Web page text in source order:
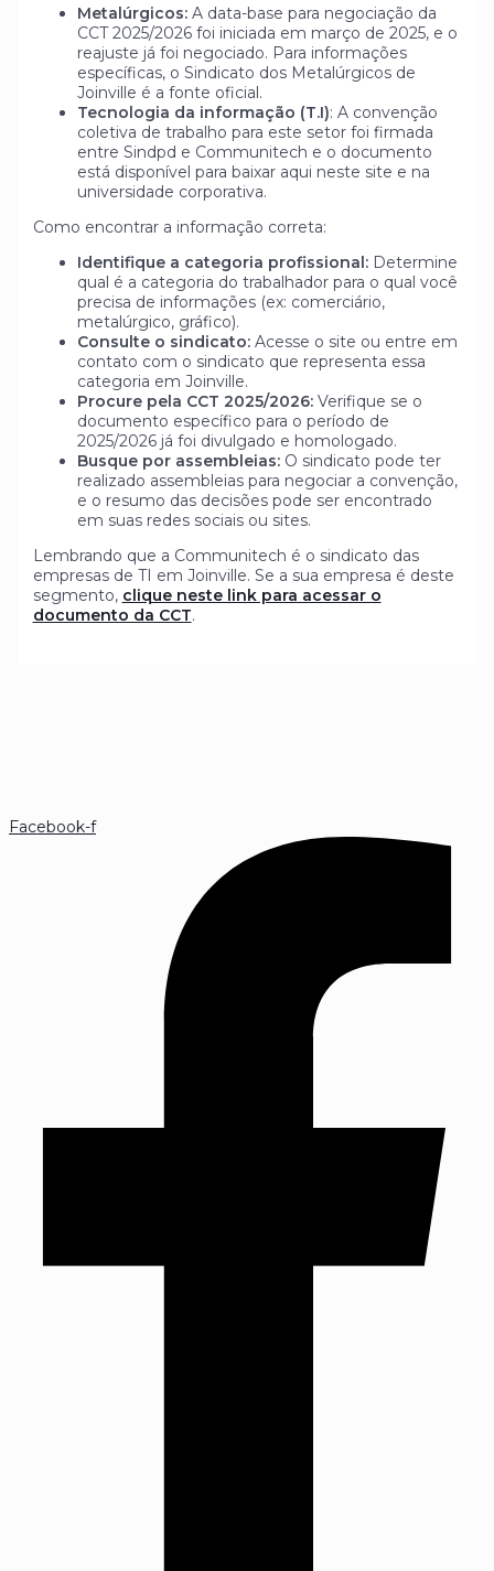
Metalúrgicos:A data-base para negociação da
CCT 2025/2026 foi iniciada em março de 2025, e o
reajuste já foi negociado. Para informações
específicas, o Sindicato dos Metalúrgicos de
Joinville é a fonte oficial.
Tecnologia da informação (T.I): A convenção
coletiva de trabalho para este setor foi firmada
entre Sindpd e Communitech e o documento
está disponível para baixar aqui neste site e na
universidade corporativa.
Como encontrar a informação correta:
Identifique a categoria profissional:Determine
qual é a categoria do trabalhador para o qual você
precisa de informações (ex: comerciário,
metalúrgico, gráfico).
Consulte o sindicato:Acesse o site ou entre em
contato com o sindicato que representa essa
categoria em Joinville.
Procure pela CCT 2025/2026:Verifique se o
documento específico para o período de
2025/2026 já foi divulgado e homologado.
Busque por assembleias:O sindicato pode ter
realizado assembleias para negociar a convenção,
e o resumo das decisões pode ser encontrado
em suas redes sociais ou sites.
Lembrando que a Communitech é o sindicato das
empresas de TI em Joinville. Se a sua empresa é deste
segmento, clique neste link para acessar o
documento da CCT.
Facebook-f